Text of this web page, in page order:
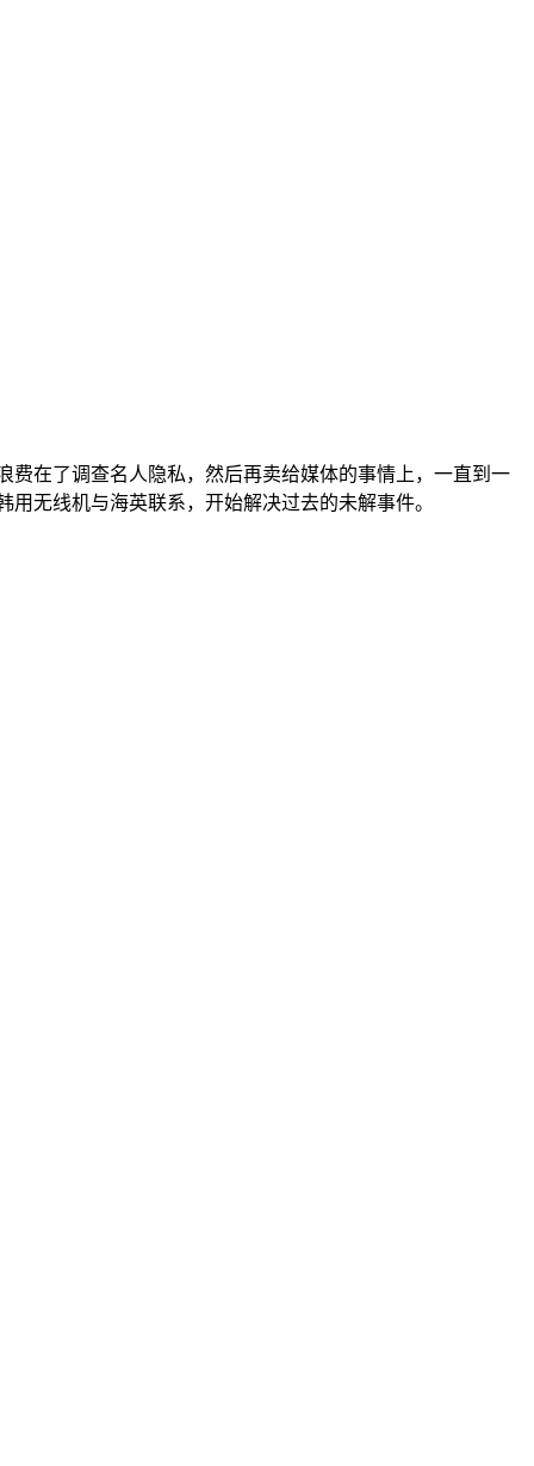
在了调查名人隐私，然后再卖给媒体的事情上，一直到一
无线机与海英联系，开始解决过去的未解事件。